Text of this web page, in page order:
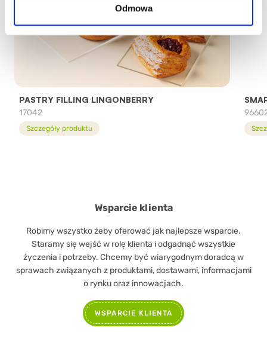
Odmowa
PASTRY FILLING LINGONBERRY
17042
Szczegóły produktu
Wsparcie klienta
Robimy wszystko żeby oferować jak najlepsze wsparcie.
Staramy się wejść w rolę klienta i odgadnąć wszystkie
życzenia i potrzeby. Chcemy być wiarygodnym doradcą w
sprawach związanych z produktami, dostawami, informacjami
o rynku oraz innowacjach.
WSPARCIE KLIENTA